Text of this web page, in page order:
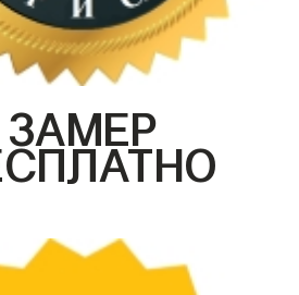
ЗАМЕР